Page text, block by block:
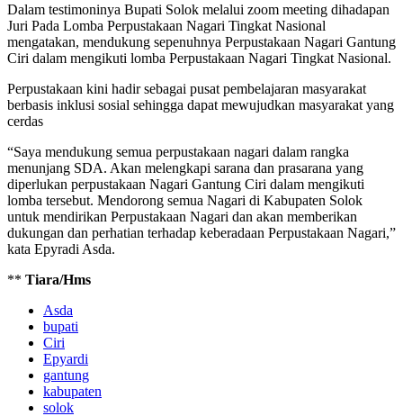
Dalam testimoninya Bupati Solok melalui zoom meeting dihadapan
Juri Pada Lomba Perpustakaan Nagari Tingkat Nasional
mengatakan, mendukung sepenuhnya Perpustakaan Nagari Gantung
Ciri dalam mengikuti lomba Perpustakaan Nagari Tingkat Nasional.
Perpustakaan kini hadir sebagai pusat pembelajaran masyarakat
berbasis inklusi sosial sehingga dapat mewujudkan masyarakat yang
cerdas
“Saya mendukung semua perpustakaan nagari dalam rangka
menunjang SDA. Akan melengkapi sarana dan prasarana yang
diperlukan perpustakaan Nagari Gantung Ciri dalam mengikuti
lomba tersebut. Mendorong semua Nagari di Kabupaten Solok
untuk mendirikan Perpustakaan Nagari dan akan memberikan
dukungan dan perhatian terhadap keberadaan Perpustakaan Nagari,”
kata Epyradi Asda.
** Tiara/Hms
Asda
bupati
Ciri
Epyardi
gantung
kabupaten
solok